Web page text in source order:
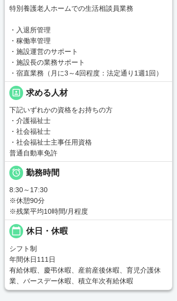
特別養護老人ホームでの生活相談員業務
・入退所管理
・稼働率管理
・施設運営のサポート
・施設長の業務サポート
・宿直業務（月に3～4回程度：法定通り1週1回）
portrait 求める人材
下記いずれかの資格をお持ちの方
・介護福祉士
・社会福祉士
・社会福祉士主事任用資格
普通自動車免許
 勤務時間
8:30～17:30
※休憩90分
※残業平均10時間/月程度
calendar_today 休日・休暇
シフト制
年間休日111日
有給休暇、慶弔休暇、産前産後休暇、育児介護休
業、バースデー休暇、積立年次有給休暇